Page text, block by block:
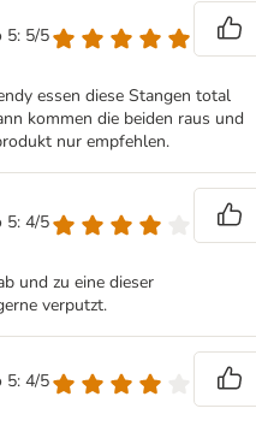
5: 5/5
essen diese Stangen total
kommen die beiden raus und
nur empfehlen.
5: 4/5
und zu eine dieser
verputzt.
5: 4/5